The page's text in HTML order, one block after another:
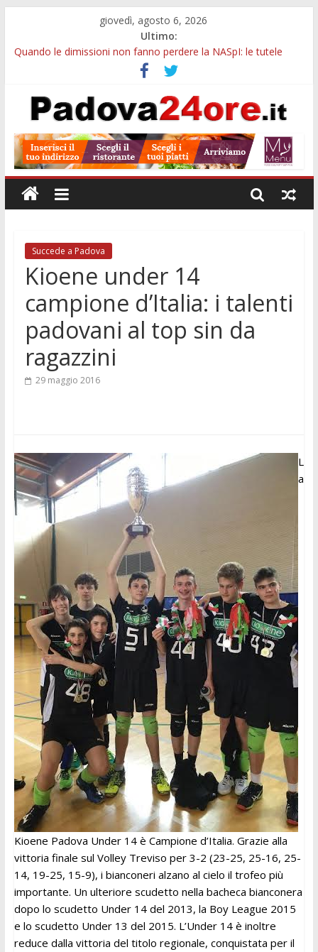
giovedì, agosto 6, 2026
Ultimo:
Quando le dimissioni non fanno perdere la NASpI: le tutele
previste nei casi di violenza di genere
Ferragosto in Prato della Valle, da Tracy Spencer a Valeria
Rossi: musica e fuochi
Notizie di Padova ore 10: Hiroshima, nuovo corso MedTech,
Notizie di Padova alle ore 21: SIT torna all’utile, crescono le
auto nuove e concorsi comunali
Transizione 4.0, più tempo alle imprese del Padovano:
prorogate le comunicazioni sugli investimenti
Succede a Padova
Kioene under 14
campione d’Italia: i talenti
padovani al top sin da
ragazzini
29 maggio 2016
L
a
Kioene Padova Under 14 è Campione d’Italia. Grazie alla
vittoria finale sul Volley Treviso per 3-2 (23-25, 25-16, 25-
14, 19-25, 15-9), i bianconeri alzano al cielo il trofeo più
importante. Un ulteriore scudetto nella bacheca bianconera
dopo lo scudetto Under 14 del 2013, la Boy League 2015
e lo scudetto Under 13 del 2015. L’Under 14 è inoltre
reduce dalla vittoria del titolo regionale, conquistata per il